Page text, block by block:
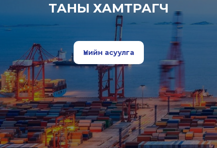
ТАНЫ ХАМТРАГЧ
Үнийн асуулга